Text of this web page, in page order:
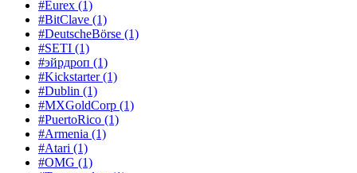
#Eurex (1)
#BitClave (1)
#DeutscheBörse (1)
#SETI (1)
#эйрдроп (1)
#Kickstarter(1)
#Dublin (1)
#MXGoldCorp (1)
#PuertoRico (1)
#Armenia (1)
#Atari (1)
#OMG (1)